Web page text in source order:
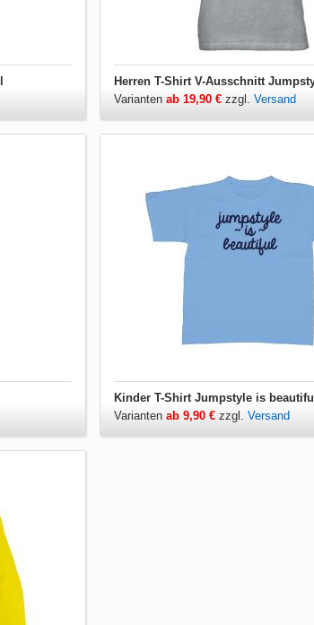
Varianten ab 19,90 €zzgl. Versand
Kinder T-Shirt Jumpstyle is beautiful
Varianten ab 9,90 €zzgl. Versand